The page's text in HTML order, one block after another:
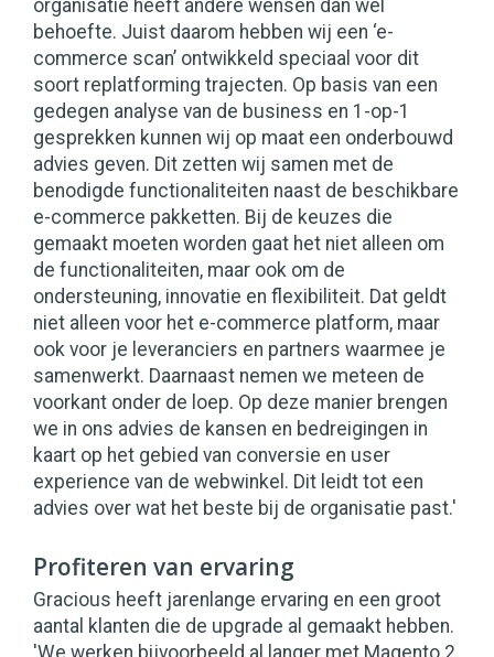
organisatie heeft andere wensen dan wel
behoefte. Juist daarom hebben wij een ‘e-
commerce scan’ ontwikkeld speciaal voor dit
soort replatforming trajecten. Op basis van een
gedegen analyse van de business en 1-op-1
gesprekken kunnen wij op maat een onderbouwd
advies geven. Dit zetten wij samen met de
benodigde functionaliteiten naast de beschikbare
e-commerce pakketten. Bij de keuzes die
gemaakt moeten worden gaat het niet alleen om
de functionaliteiten, maar ook om de
ondersteuning, innovatie en flexibiliteit. Dat geldt
niet alleen voor het e-commerce platform, maar
ook voor je leveranciers en partners waarmee je
samenwerkt. Daarnaast nemen we meteen de
voorkant onder de loep. Op deze manier brengen
we in ons advies de kansen en bedreigingen in
kaart op het gebied van conversie en user
experience van de webwinkel. Dit leidt tot een
advies over wat het beste bij de organisatie past.'
Profiteren van ervaring
Gracious heeft jarenlange ervaring en een groot
aantal klanten die de upgrade al gemaakt hebben.